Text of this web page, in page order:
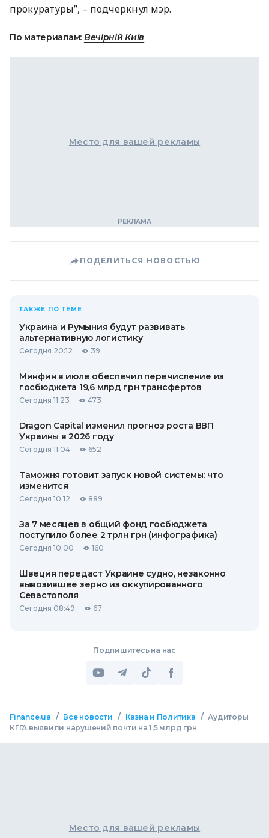
прокуратуры”, – подчеркнул мэр.
По материалам: Вечірній Київ
Место для вашей рекламы
ПОДЕЛИТЬСЯ НОВОСТЬЮ
ТАКЖЕ ПО ТЕМЕ
Украина и Румыния будут развивать
альтернативную логистику
Сегодня 20:12 39
Минфин в июле обеспечил перечисление из
госбюджета 19,6 млрд грн трансфертов
Сегодня 11:23 473
Dragon Capital изменил прогноз роста ВВП
Украины в 2026 году
Сегодня 11:04 652
Таможня готовит запуск новой системы: что
изменится
Сегодня 10:12 889
За 7 месяцев в общий фонд госбюджета
поступило более 2 трлн грн (инфографика)
Сегодня 10:00 160
Швеция передаст Украине судно, незаконно
вывозившее зерно из оккупированного
Севастополя
Сегодня 08:49 67
Подпишитесь на нас
Finance.ua / Все новости / Казна и Политика / Аудиторы
КГГА выявили нарушений почти на 1,5 млрд грн
Место для вашей рекламы